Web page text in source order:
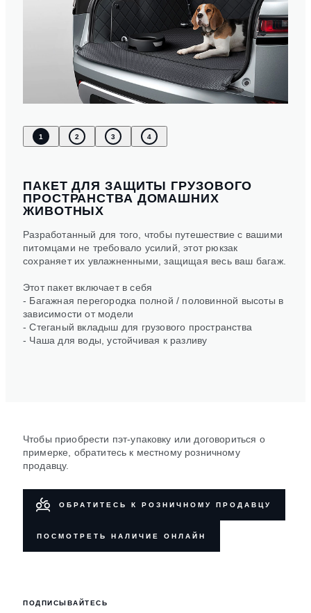
1 2 3 4
ПАКЕТ ДЛЯ ЗАЩИТЫ ГРУЗОВОГО
ПРОСТРАНСТВА ДОМАШНИХ
ЖИВОТНЫХ
Разработанный для того, чтобы путешествие с вашими
питомцами не требовало усилий, этот рюкзак
сохраняет их увлажненными, защищая весь ваш багаж.
Этот пакет включает в себя
- Багажная перегородка полной / половинной высоты в
зависимости от модели
- Стеганый вкладыш для грузового пространства
- Чаша для воды, устойчивая к разливу
Чтобы приобрести пэт-упаковку или договориться о
примерке, обратитесь к местному розничному
продавцу.
ОБРАТИТЕСЬ К РОЗНИЧНОМУ ПРОДАВЦУ
ПОСМОТРЕТЬ НАЛИЧИЕ ОНЛАЙН
ПОДПИСЫВАЙТЕСЬ